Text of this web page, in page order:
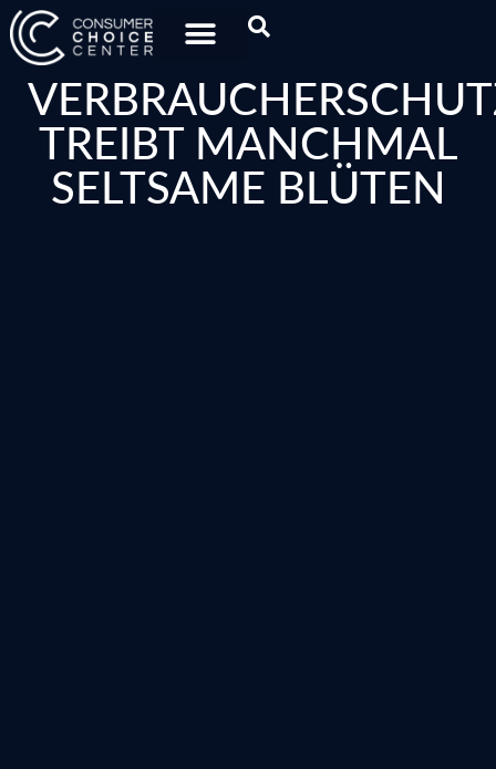
TREIBT MANCHMAL
SELTSAME BLÜTEN